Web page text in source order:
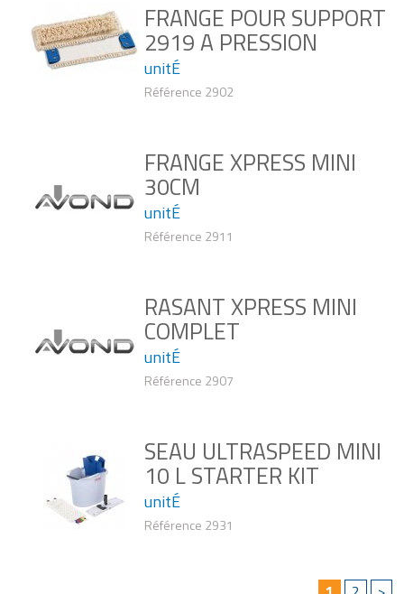
FRANGE POUR SUPPORT
2919 A PRESSION
unitÉ
Référence 2902
FRANGE XPRESS MINI
30CM
unitÉ
Référence 2911
RASANT XPRESS MINI
COMPLET
unitÉ
Référence 2907
SEAU ULTRASPEED MINI
10 L STARTER KIT
unitÉ
Référence 2931